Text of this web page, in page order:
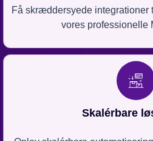
Få skræddersyede integrationer
vores professionelle
Skalérbare